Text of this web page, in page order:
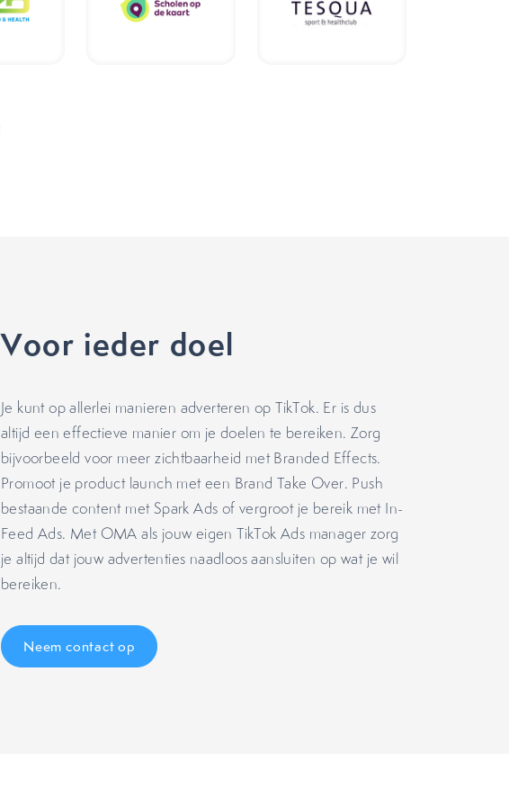
Voor ieder doel
Je kunt op allerlei manieren adverteren op TikTok. Er is dus
altijd een effectieve manier om je doelen te bereiken. Zorg
bijvoorbeeld voor meer zichtbaarheid met Branded Effects.
Promoot je product launch met een Brand Take Over. Push
bestaande content met Spark Ads of vergroot je bereik met In-
Feed Ads. Met OMA als jouw eigen TikTok Ads manager zorg
je altijd dat jouw advertenties naadloos aansluiten op wat je wil
bereiken.
Neem contact op